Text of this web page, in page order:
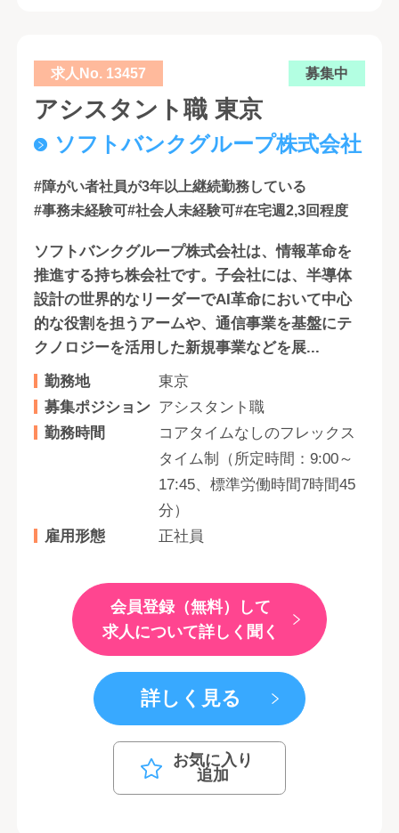
求人No. 13457 募集中
アシスタント職 東京
ソフトバンクグループ株式会社
#障がい者社員が3年以上継続勤務している
#事務未経験可#社会人未経験可#在宅週2,3回程度
ソフトバンクグループ株式会社は、情報革命を
推進する持ち株会社です。子会社には、半導体
設計の世界的なリーダーでAI革命において中心
的な役割を担うアームや、通信事業を基盤にテ
クノロジーを活用した新規事業などを展...
勤務地
東京
募集ポジション アシスタント職
勤務時間
コアタイムなしのフレックス
タイム制（所定時間：9:00～
17:45、標準労働時間7時間45
分）
雇用形態
正社員
会員登録（無料）して
求人について詳しく聞く
詳しく見る
お気に入り
追加